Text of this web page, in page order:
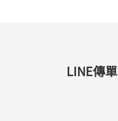
LINE傳單